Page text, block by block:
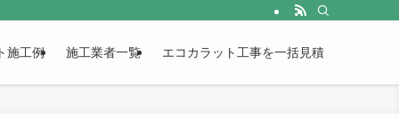
施工例 施工業者一覧 エコカラット工事を一括見積